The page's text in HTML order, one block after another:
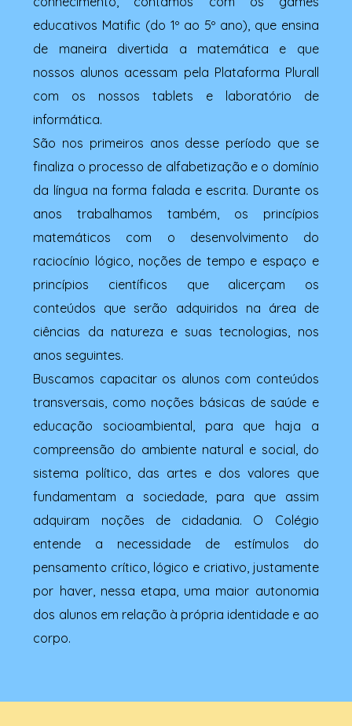
educativos Matific (do 1º ao 5º ano), que ensina
de maneira divertida a matemática e que
nossos alunos acessam pela Plataforma Plurall
com os nossos tablets e laboratório de
informática.
São nos primeiros anos desse período que se
finaliza o processo de alfabetização e o domínio
da língua na forma falada e escrita. Durante os
anos trabalhamos também, os princípios
matemáticos com o desenvolvimento do
raciocínio lógico, noções de tempo e espaço e
princípios científicos que alicerçam os
conteúdos que serão adquiridos na área de
ciências da natureza e suas tecnologias, nos
anos seguintes.
Buscamos capacitar os alunos com conteúdos
transversais, como noções básicas de saúde e
educação socioambiental, para que haja a
compreensão do ambiente natural e social, do
sistema político, das artes e dos valores que
fundamentam a sociedade, para que assim
adquiram noções de cidadania. O Colégio
entende a necessidade de estímulos do
pensamento crítico, lógico e criativo, justamente
por haver, nessa etapa, uma maior autonomia
dos alunos em relação à própria identidade e ao
corpo.